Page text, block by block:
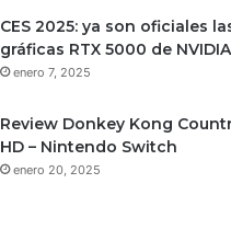
CES 2025: ya son oficiales
gráficas RTX 5000 de NVIDIA
enero 7, 2025
Review Donkey Kong
HD – Nintendo Switch
enero 20, 2025